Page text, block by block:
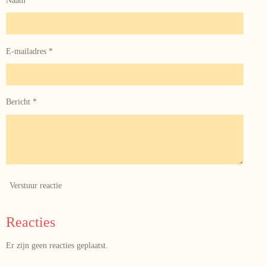
E-mailadres *
Bericht *
Verstuur reactie
Reacties
Er zijn geen reacties geplaatst.